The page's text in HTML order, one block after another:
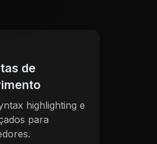
de
highlighting e
para